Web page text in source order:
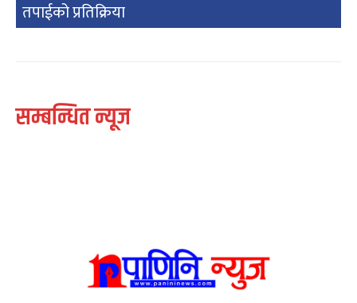
तपाईको प्रतिक्रिया
सम्बन्धित न्यूज